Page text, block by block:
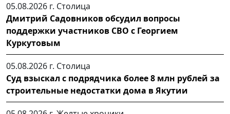
05.08.2026 г. Столица
Дмитрий Садовников обсудил вопросы
поддержки участников СВО с Георгием
Куркутовым
05.08.2026 г. Столица
Суд взыскал с подрядчика более 8 млн рублей за
строительные недостатки дома в Якутии